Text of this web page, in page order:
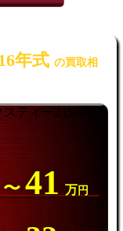
年式 の買取相
〜41 万 円